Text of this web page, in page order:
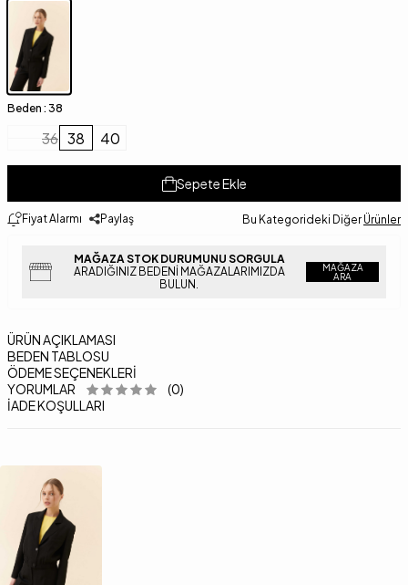
Beden : 38
36 38 40
Sepete Ekle
Fiyat Alarmı Paylaş Bu Kategorideki Diğer Ürünler
MAĞAZA STOK DURUMUNU SORGULA
ARADIĞINIZ BEDENI MAĞAZALARIMIZDA
BULUN.
MAĞAZA
ARA
ÜRÜN AÇIKLAMASI
BEDEN TABLOSU
ÖDEME SEÇENEKLERI
YORUMLAR
(0)
İADE KOŞULLARI